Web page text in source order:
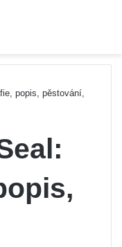
popis, pěstování,